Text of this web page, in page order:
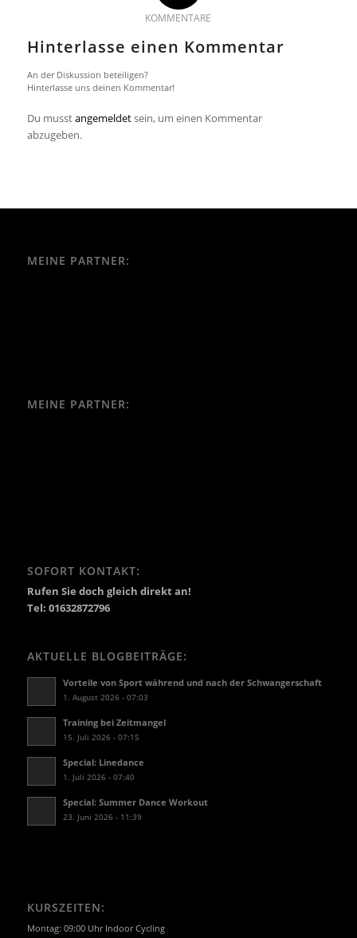
KOMMENTARE
Hinterlasse einen Kommentar
An der Diskussion beteiligen?
Hinterlasse uns deinen Kommentar!
Du musstangemeldetsein, um einen Kommentar
abzugeben.
MEINE PARTNER:
MEINE PARTNER:
SOFORT KONTAKT:
Rufen Sie doch gleich direkt an!
Tel: 01632872796
AKTUELLE BLOGBEITRÄGE:
Vorteile von Sport während und nach der Schwangerschaft
1. August 2026 - 07:03
Training bei Zeitmangel
15. Juli 2026 - 07:15
Special: Linedance
1. Juli 2026 - 07:40
Special: Summer Dance Workout
23. Juni 2026 - 11:39
KURSZEITEN:
Montag: 09:00 Uhr Indoor Cycling